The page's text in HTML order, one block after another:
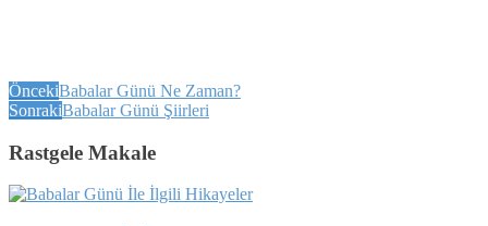
ÖncekiBabalar Günü Ne Zaman?
SonrakiBabalar Günü Şiirleri
Rastgele Makale